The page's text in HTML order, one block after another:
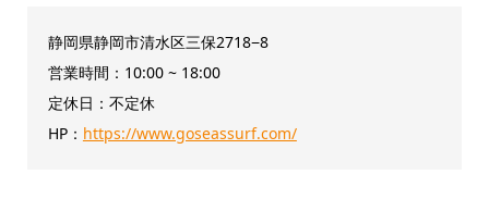
静岡県静岡市清水区三保2718−8
営業時間：10:00 ~ 18:00
定休日：不定休
HP： https://www.goseassurf.com/